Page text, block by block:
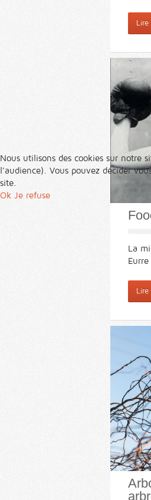
La
Nous utilisons des cookies sur notre
l'audience). Vous pouvez décider
site.
Ok Je refuse